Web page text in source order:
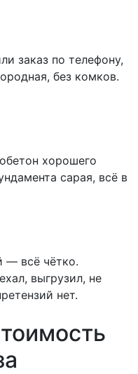
заказ по телефону,
без комков.
хорошего
сарая, всё в
— всё чётко.
выгрузил, не
нет.